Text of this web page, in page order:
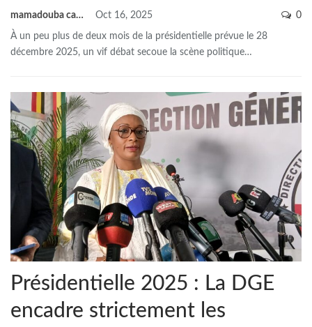
mamadouba camara Oct 16, 2025 0
À un peu plus de deux mois de la présidentielle prévue le 28
décembre 2025, un vif débat secoue la scène politique…
Présidentielle 2025 : La DGE
encadre strictement les